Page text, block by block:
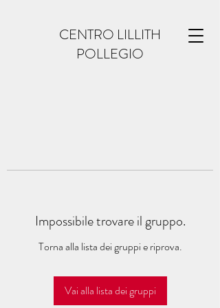
CENTRO LILLITH
POLLEGIO
Impossibile trovare il gruppo.
Torna alla lista dei gruppi e riprova.
Vai alla lista dei gruppi